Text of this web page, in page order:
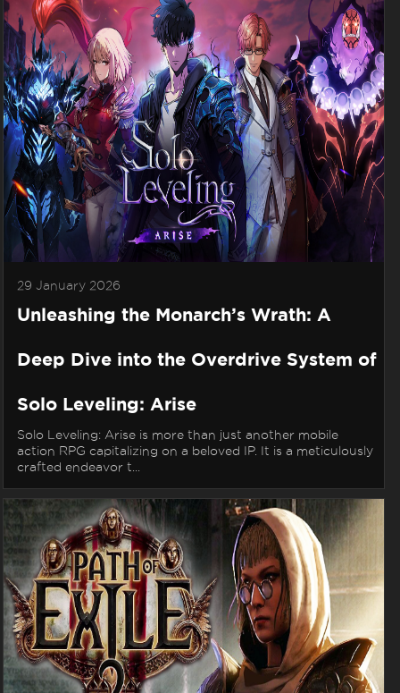
29 January 2026
Unleashing the Monarch’s Wrath: A
Deep Dive into the Overdrive System of
Solo Leveling: Arise
Solo Leveling: Arise is more than just another mobile
action RPG capitalizing on a beloved IP. It is a meticulously
crafted endeavor t...